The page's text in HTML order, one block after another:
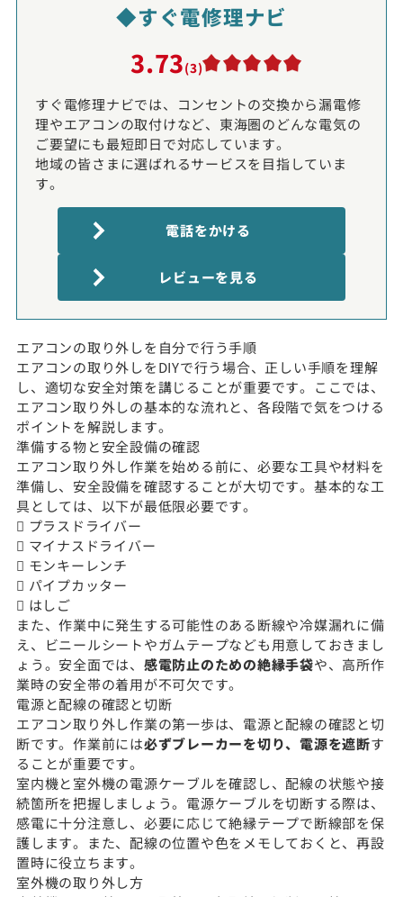
◆すぐ電修理ナビ
3.73(3)
すぐ電修理ナビでは、コンセントの交換から漏電修
理やエアコンの取付けなど、東海圏のどんな電気の
ご要望にも最短即日で対応しています。
地域の皆さまに選ばれるサービスを目指していま
す。
電話をかける
レビューを見る
エアコンの取り外しを自分で行う手順
エアコンの取り外しをDIYで行う場合、正しい手順を理解
し、適切な安全対策を講じることが重要です。ここでは、
エアコン取り外しの基本的な流れと、各段階で気をつける
ポイントを解説します。
準備する物と安全設備の確認
エアコン取り外し作業を始める前に、必要な工具や材料を
準備し、安全設備を確認することが大切です。基本的な工
具としては、以下が最低限必要です。
 プラスドライバー
 マイナスドライバー
 モンキーレンチ
 パイプカッター
 はしご
また、作業中に発生する可能性のある断線や冷媒漏れに備
え、ビニールシートやガムテープなども用意しておきまし
ょう。安全面では、 感電防止のための絶縁手袋や、高所作
業時の安全帯の着用が不可欠です。
電源と配線の確認と切断
エアコン取り外し作業の第一歩は、電源と配線の確認と切
断です。作業前には必ずブレーカーを切り、電源を遮断す
ることが重要です。
室内機と室外機の電源ケーブルを確認し、配線の状態や接
続箇所を把握しましょう。電源ケーブルを切断する際は、
感電に十分注意し、必要に応じて絶縁テープで断線部を保
護します。また、配線の位置や色をメモしておくと、再設
置時に役立ちます。
室外機の取り外し方